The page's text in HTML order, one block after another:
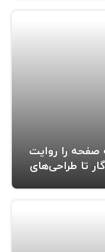
را روایت
تا طراحی‌های